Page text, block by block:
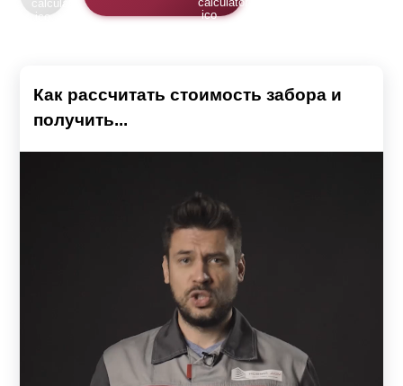
Как рассчитать стоимость забора и
получить...